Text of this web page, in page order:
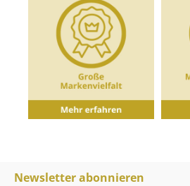
Newsletter abonnieren